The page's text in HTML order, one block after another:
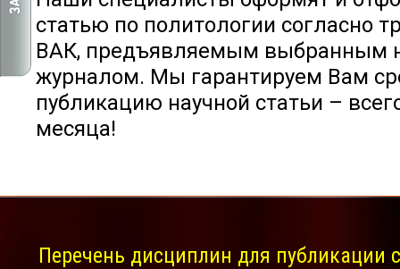
статью по политологии согласно
ВАК, предъявляемым выбранным
журналом. Мы гарантируем Вам
публикацию научной статьи –
месяца!
Перечень дисциплин для публикации